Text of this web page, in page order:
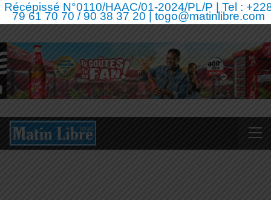
Récépissé N°0110/HAAC/01-2024/PL/P | Tel :
79 61 70 70 / 90 38 37 20 | togo@matinlibre.com